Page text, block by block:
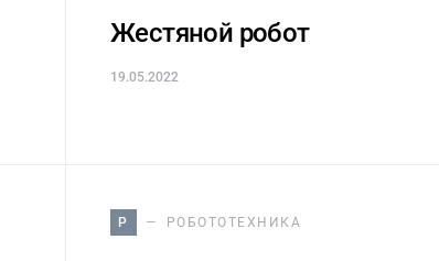
Жестяной робот
19.05.2022
Р РОБОТОТЕХНИКА